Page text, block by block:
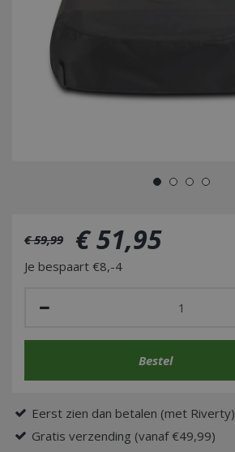
€ 59,99 €51,95
Je bespaart €8,-4
Eerst zien dan betalen (met Riverty)
Gratis verzending (vanaf €49,99)